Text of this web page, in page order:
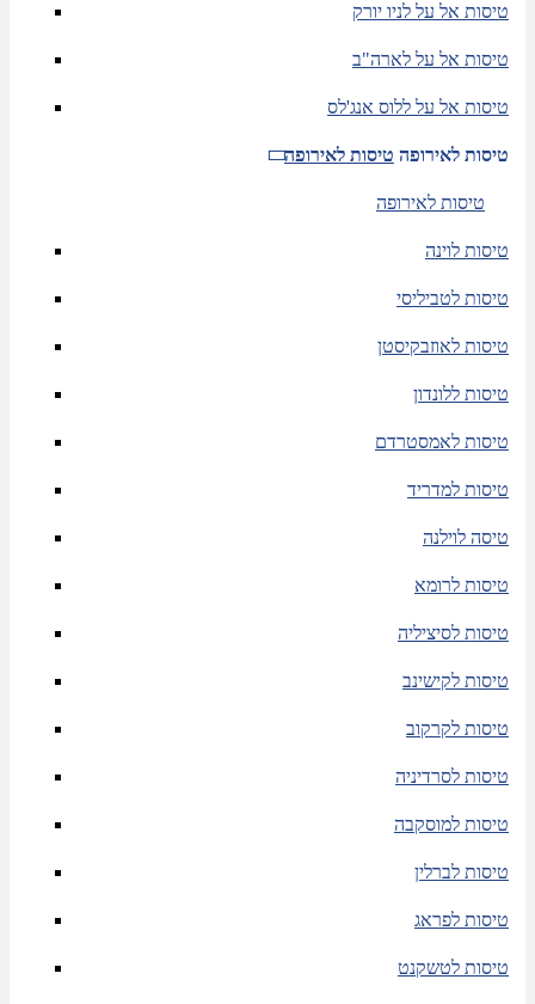
טיסות אל על לניו יורק
טיסות אל על לארה"ב
טיסות אל על ללוס אנג'לס
טיסות לאירופה טיסות לאירופה
טיסות לאירופה
טיסות לוינה
טיסות לטביליסי
טיסות לאוזבקיסטן
טיסות ללונדון
טיסות לאמסטרדם
טיסות למדריד
טיסה לוילנה
טיסות לרומא
טיסות לסיציליה
טיסות לקישינב
טיסות לקרקוב
טיסות לסרדיניה
טיסות למוסקבה
טיסות לברלין
טיסות לפראג
טיסות לטשקנט